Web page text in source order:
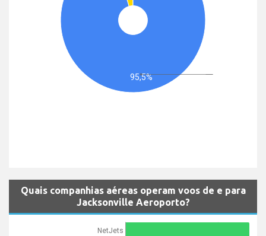
95,5%
Quais companhias aéreas operam voos de e para
Jacksonville Aeroporto?
NetJets